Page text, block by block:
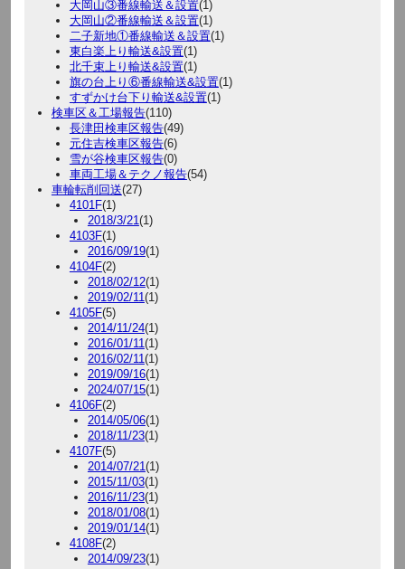
大岡山③番線輸送＆設置(1)
大岡山②番線輸送＆設置(1)
二子新地①番線輸送＆設置(1)
東白楽上り輸送&設置(1)
北千束上り輸送&設置(1)
旗の台上り⑥番線輸送&設置(1)
すずかけ台下り輸送&設置(1)
検車区＆工場報告(110)
長津田検車区報告(49)
元住吉検車区報告(6)
雪が谷検車区報告(0)
車両工場＆テクノ報告(54)
車輪転削回送(27)
4101F(1)
2018/3/21(1)
4103F(1)
2016/09/19(1)
4104F(2)
2018/02/12(1)
2019/02/11(1)
4105F(5)
2014/11/24(1)
2016/01/11(1)
2016/02/11(1)
2019/09/16(1)
2024/07/15(1)
4106F(2)
2014/05/06(1)
2018/11/23(1)
4107F(5)
2014/07/21(1)
2015/11/03(1)
2016/11/23(1)
2018/01/08(1)
2019/01/14(1)
4108F(2)
2014/09/23(1)